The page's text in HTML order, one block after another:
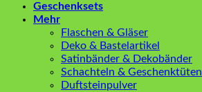
Geschenksets
Mehr
Flaschen & Gläser
Deko & Bastelartikel
Satinbänder & Dekobänder
Schachteln & Geschenktüten
Duftsteinpulver